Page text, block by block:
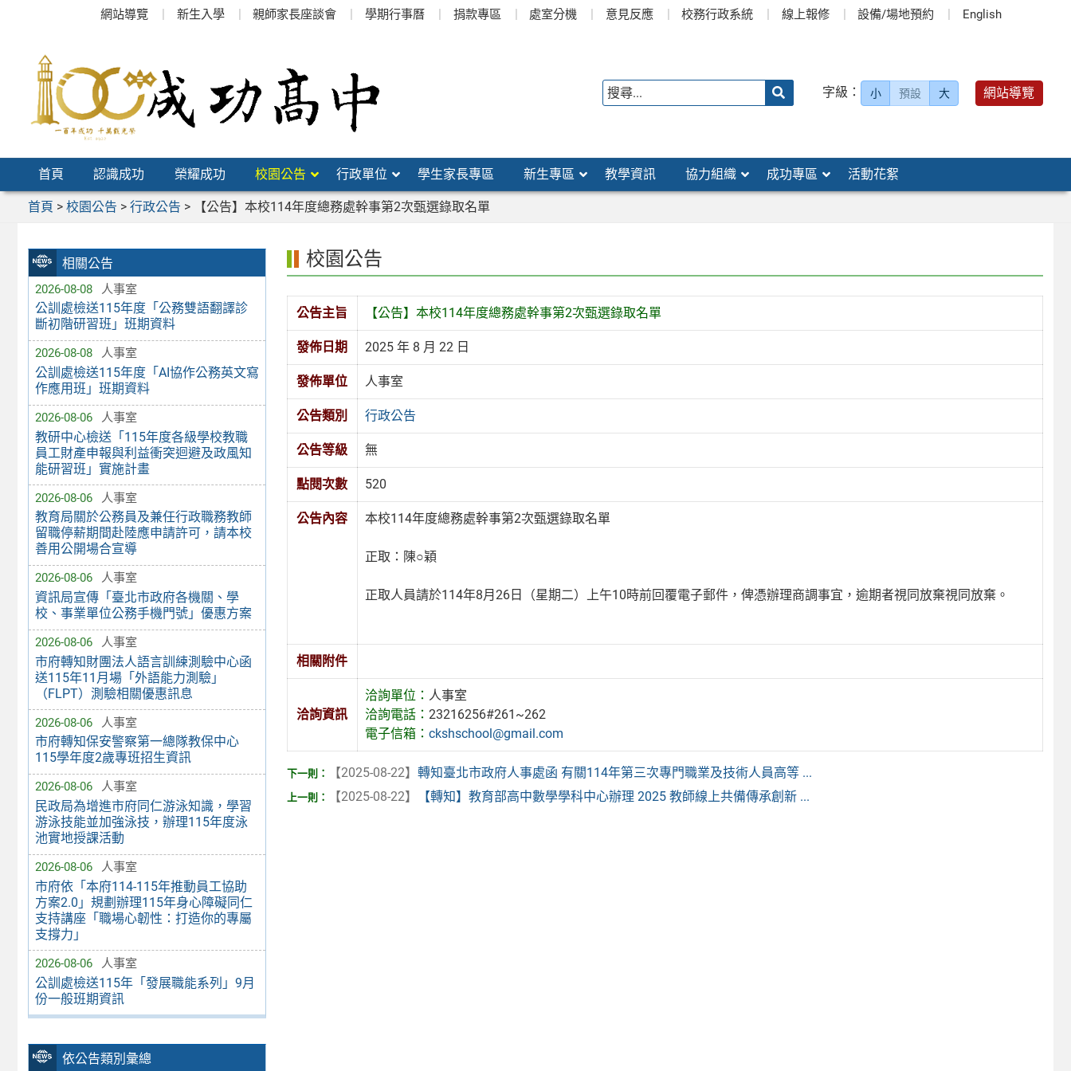
網站導覽 新生入學 親師家長座談會 學期行事曆 捐款專區 處室分機 意見反應 校務行政系統 線上報修 設備/場地預約 English
字級： 小 預設 大 網站導覽
首頁 認識成功 榮耀成功 校園公告 行政單位 學生家長專區 新生專區 教學資訊 協力組織 成功專區 活動花絮
首頁 > 校園公告 > 行政公告 > 【公告】本校114年度總務處幹事第2次甄選錄取名單
相關公告
2026-08-08 人事室
公訓處檢送115年度「公務雙語翻譯診
斷初階研習班」班期資料
2026-08-08 人事室
公訓處檢送115年度「AI協作公務英文寫
作應用班」班期資料
2026-08-06 人事室
教研中心檢送「115年度各級學校教職
員工財產申報與利益衝突迴避及政風知
能研習班」實施計畫
2026-08-06 人事室
教育局關於公務員及兼任行政職務教師
留職停薪期間赴陸應申請許可，請本校
善用公開場合宣導
2026-08-06 人事室
資訊局宣傳「臺北市政府各機關、學
校、事業單位公務手機門號」優惠方案
2026-08-06 人事室
市府轉知財團法人語言訓練測驗中心函
送115年11月場「外語能力測驗」
（FLPT）測驗相關優惠訊息
2026-08-06 人事室
市府轉知保安警察第一總隊教保中心
115學年度2歲專班招生資訊
2026-08-06 人事室
民政局為增進市府同仁游泳知識，學習
游泳技能並加強泳技，辦理115年度泳
池實地授課活動
2026-08-06 人事室
市府依「本府114-115年推動員工協助
方案2.0」規劃辦理115年身心障礙同仁
支持講座「職場心韌性：打造你的專屬
支撐力」
2026-08-06 人事室
公訓處檢送115年「發展職能系列」9月
份一般班期資訊
依公告類別彙總
校園公告
公告主旨 【公告】本校114年度總務處幹事第2次甄選錄取名單
發佈日期 2025 年 8 月 22 日
發佈單位 人事室
公告類別 行政公告
公告等級 無
點閱次數 520
公告內容 本校114年度總務處幹事第2次甄選錄取名單
正取：陳○穎
正取人員請於114年8月26日（星期二）上午10時前回覆電子郵件，俾憑辦理商調事宜，逾期者視同放棄視同放棄。
相關附件
洽詢資訊
洽詢單位： 人事室
洽詢電話：23216256#261~262
電子信箱：ckshschool@gmail.com
【2025-08-22】 轉知臺北市政府人事處函 有關114年第三次專門職業及技術人員高等 ...
【2025-08-22】
【轉知】教育部高中數學學科中心辦理 2025 教師線上共備傳承創新 ...